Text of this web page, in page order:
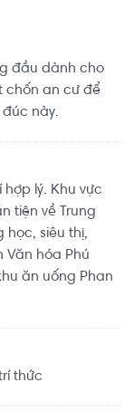
đầu dành cho
chốn an cư để
này.
lý. Khu vực
tiện về Trung
học, siêu thị,
Văn hóa Phú
ăn uống Phan
thức